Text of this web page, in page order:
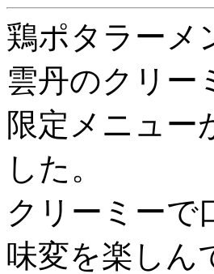
鶏ポタラーメ
雲丹のクリー
限定メニュー
した。
クリーミーで
味変を楽しん